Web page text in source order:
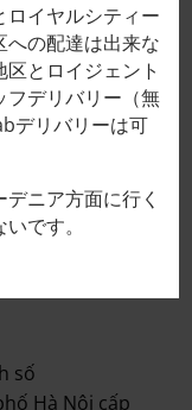
Bản.
vì vậy nếu
lạnh! (1) Nó
số
Hà Nội cấp
ロイヤルシティー
の配達は出来な
とロイジェント
フデリバリー（無
デリバリーは可
ニア方面に行く
です。